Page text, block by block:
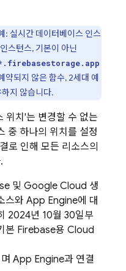
: 실시간 데이터베이스 인스
인스턴스, 기본이 아닌
약되지 않은 함수, 2세대 예
지 않습니다.
위치'는 변경할 수 없는
중 하나의 위치를 설정
로 인해 모든 리소스의
및 Google Cloud 생
스와 App Engine에 대
2024년 10월 30일부
본 Firebase용 Cloud
App Engine과 연결